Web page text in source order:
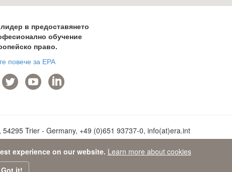
experience on our website. Learn more about cookies
Got it!
в предоставянето
обучение
право.
повече за ЕРА
54295 Trier - Germany, +49 (0)651 93737-0, info(at)era.int
- © 2026 Академия по европейско право